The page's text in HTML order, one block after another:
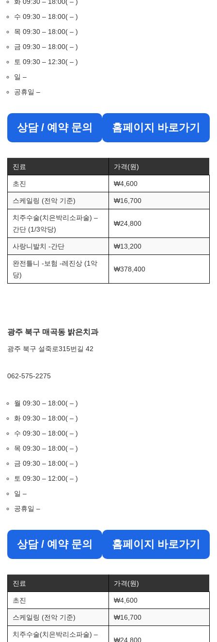
수 09:30 – 18:00( – )
목 09:30 – 18:00( – )
금 09:30 – 18:00( – )
토 09:30 – 12:30( – )
일 –
공휴일 –
상담 / 예약 문의 홈페이지 바로가기
진료 가격(원)
초진 ₩4,600
스케일링 (전악 기준) ₩16,700
치주수술(치은박리소파술) –
간단 (1/3악당)
₩24,800
사랑니발치 -간단 ₩13,200
완전틀니 -보험 -레진상 (1악
당)
₩378,400
광주 북구 매곡동 밝은치과
광주 북구 설죽로315번길 42
062-575-2275
월 09:30 – 18:00( – )
화 09:30 – 18:00( – )
수 09:30 – 18:00( – )
목 09:30 – 18:00( – )
금 09:30 – 18:00( – )
토 09:30 – 12:00( – )
일 –
공휴일 –
상담 / 예약 문의 홈페이지 바로가기
진료 가격(원)
초진 ₩4,600
스케일링 (전악 기준) ₩16,700
치주수술(치은박리소파술) –
₩24,800